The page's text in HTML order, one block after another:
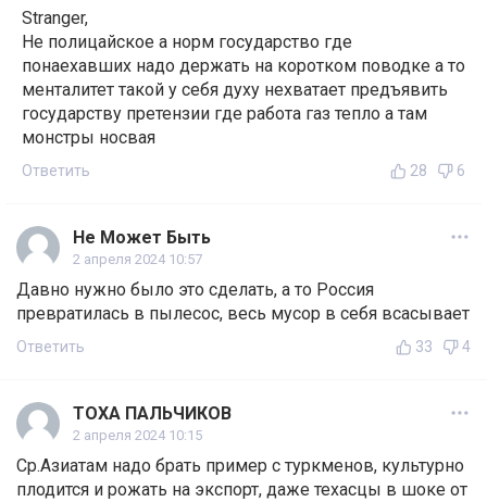
Stranger,
Не полицайское а норм государство где
понаехавших надо держать на коротком поводке а то
менталитет такой у себя духу нехватает предъявить
государству претензии где работа газ тепло а там
монстры носвая
Ответить 28 6
Не Может Быть
2 апреля 2024 10:57
Давно нужно было это сделать, а то Россия
превратилась в пылесос, весь мусор в себя всасывает
Ответить 33 4
ТОХА ПАЛЬЧИКОВ
2 апреля 2024 10:15
Ср.Азиатам надо брать пример с туркменов, культурно
плодится и рожать на экспорт, даже техасцы в шоке от